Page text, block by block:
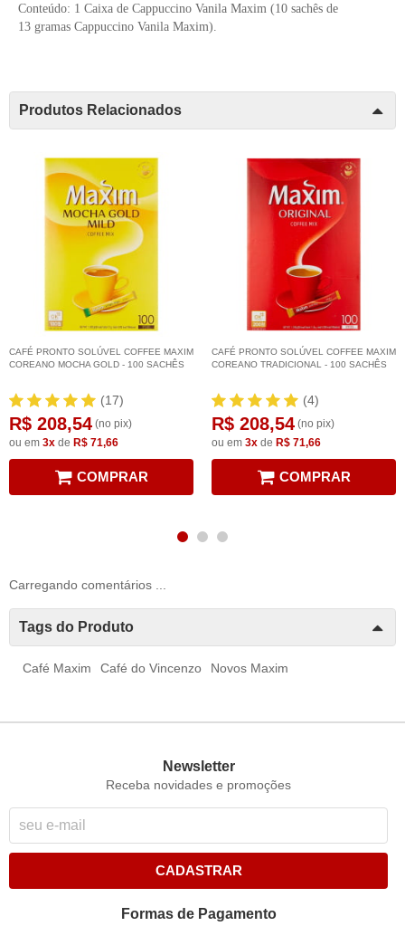
Conteúdo: 1 Caixa de Cappuccino Vanila Maxim (10 sachês de
13 gramas Cappuccino Vanila Maxim).
Produtos Relacionados
CAFÉ PRONTO SOLÚVEL COFFEE MAXIM
COREANO MOCHA GOLD - 100 SACHÊS
(17)
R$ 208,54 (no pix)
ou em 3x de R$ 71,66
COMPRAR
CAFÉ PRONTO SOLÚVEL COFFEE MAXIM
COREANO TRADICIONAL - 100 SACHÊS
(4)
R$ 208,54 (no pix)
ou em 3x de R$ 71,66
COMPRAR
Carregando comentários ...
Tags do Produto
Café Maxim Café do Vincenzo Novos Maxim
Newsletter
Receba novidades e promoções
CADASTRAR
Formas de Pagamento